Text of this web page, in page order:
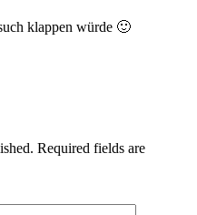
klappen würde 🙂
Required fields are